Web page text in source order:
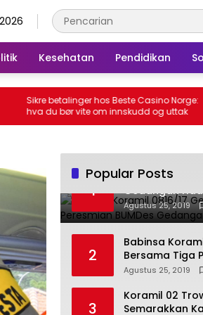
Kesehatan Pendidikan
betalinger hos Beste Casino Norge:
du bør vite om innskudd og uttak
Popular Posts
1
Babinsa Koramil
Gedangan
BUMDes
Agustus 25, 2019
2
Babinsa
Bersama Tiga
Gelar Rakor
Agustus 25, 2019
3
Koramil 02
Semarakkan